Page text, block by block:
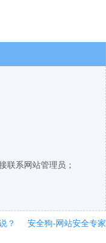
联系网站管理员；
？ 安全狗-网站安全专家